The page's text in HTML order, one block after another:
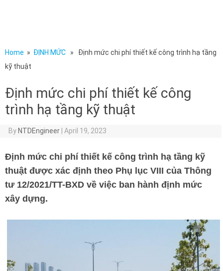
Home » ĐỊNH MỨC » Định mức chi phí thiết kế công trình hạ tầng
kỹ thuật
Định mức chi phí thiết kế công
trình hạ tầng kỹ thuật
ByNTDEngineer | April 19, 2023
Định mức chi phí thiết kế công trình hạ tầng kỹ
thuật được xác định theo Phụ lục VIII của Thông
tư 12/2021/TT-BXD về việc ban hành định mức
xây dựng.